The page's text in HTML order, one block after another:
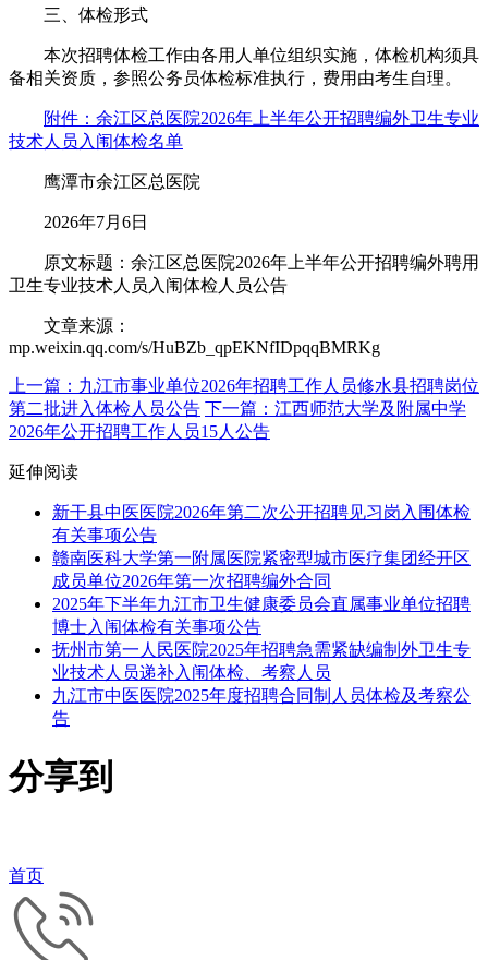
三、体检形式
本次招聘体检工作由各用人单位组织实施，体检机构须具
备相关资质，参照公务员体检标准执行，费用由考生自理。
附件：余江区总医院2026年上半年公开招聘编外卫生专业
技术人员入闱体检名单
鹰潭市余江区总医院
2026年7月6日
原文标题：余江区总医院2026年上半年公开招聘编外聘用
卫生专业技术人员入闱体检人员公告
文章来源：
mp.weixin.qq.com/s/HuBZb_qpEKNfIDpqqBMRKg
上一篇：九江市事业单位2026年招聘工作人员修水县招聘岗位
第二批进入体检人员公告 下一篇：江西师范大学及附属中学
2026年公开招聘工作人员15人公告
延伸阅读
新干县中医医院2026年第二次公开招聘见习岗入围体检
有关事项公告
赣南医科大学第一附属医院紧密型城市医疗集团经开区
成员单位2026年第一次招聘编外合同
2025年下半年九江市卫生健康委员会直属事业单位招聘
博士入闱体检有关事项公告
抚州市第一人民医院2025年招聘急需紧缺编制外卫生专
业技术人员递补入闱体检、考察人员
九江市中医医院2025年度招聘合同制人员体检及考察公
告
分享到
首页